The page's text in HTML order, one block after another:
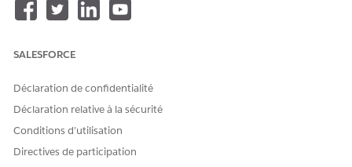
Dites-nous ce que nous pouvons améliorer !
SALESFORCE
Déclaration de confidentialité
Déclaration relative à la sécurité
Conditions d’utilisation
Directives de participation